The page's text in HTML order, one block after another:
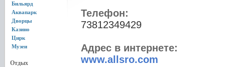
Бильярд
Аквапарк
Дворцы
Казино
Цирк
Музеи
Отдых
Телефон:
73812349429
Адрес в интернете:
www.allsro.com